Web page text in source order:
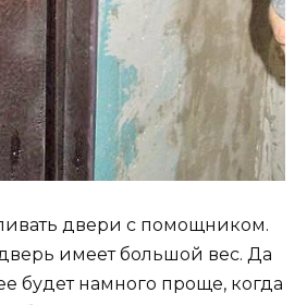
двери с помощником.
имеет большой вес. Да
будет намного проще, когда